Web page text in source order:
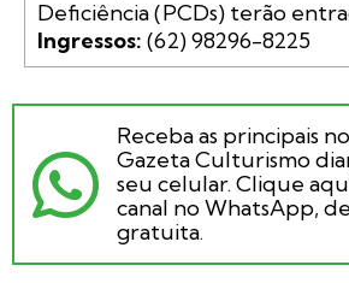
Ingressos: (62) 98296-8225
Receba as principais
Gazeta Culturismo
seu celular. Clique
canal no WhatsApp,
gratuita.